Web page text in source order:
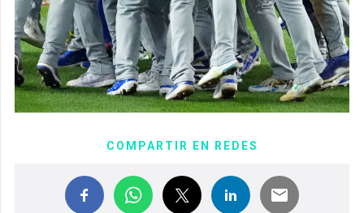
COMPARTIR EN REDES